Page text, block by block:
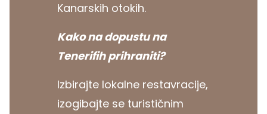
Kanarskih otokih.
Kako na dopustu na
Tenerifih prihraniti?
Izbirajte lokalne restavracije,
izogibajte se turističnim